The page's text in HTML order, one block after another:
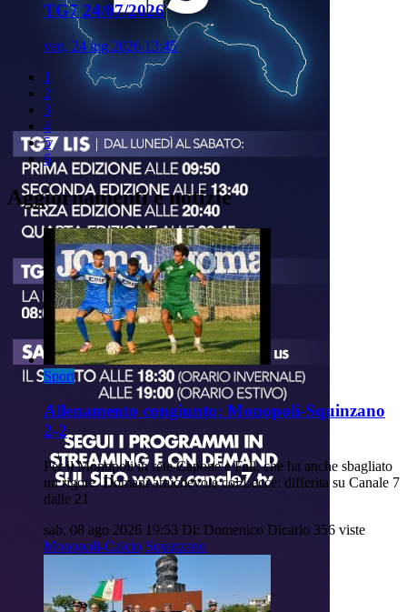
TG7 24/07/2026
ven, 24 lug 2026 13:45
1
2
3
4
5
6
Aggiornamenti e notizie
Sport
Allenamento congiunto: Monopoli-Squinzano
2-2
Per il Monopoli in rete Capone e Fall, che ha anche sbagliato
un rigore. Domani amichevole col Lecce: differita su Canale 7
dalle 21
sab, 08 ago 2026 19:53 Di: Domenico Dicarlo 356 viste
Monopoli-Calcio Squinzano